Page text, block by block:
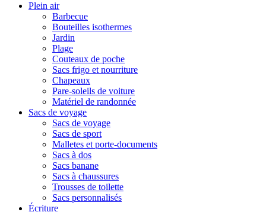
Plein air
Barbecue
Bouteilles isothermes
Jardin
Plage
Couteaux de poche
Sacs frigo et nourriture
Chapeaux
Pare-soleils de voiture
Matériel de randonnée
Sacs de voyage
Sacs de voyage
Sacs de sport
Malletes et porte-documents
Sacs à dos
Sacs banane
Sacs à chaussures
Trousses de toilette
Sacs personnalisés
Écriture